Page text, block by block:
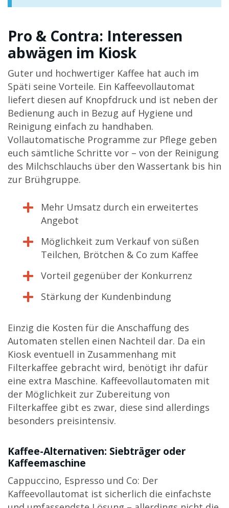
Pro & Contra: Interessen
abwägen im Kiosk
Guter und hochwertiger Kaffee hat auch im
Späti seine Vorteile. Ein Kaffeevollautomat
liefert diesen auf Knopfdruck und ist neben der
Bedienung auch in Bezug auf Hygiene und
Reinigung einfach zu handhaben.
Vollautomatische Programme zur Pflege geben
euch sämtliche Schritte vor – von der Reinigung
des Milchschlauchs über den Wassertank bis hin
zur Brühgruppe.
Mehr Umsatz durch ein erweitertes
Angebot
Möglichkeit zum Verkauf von süßen
Teilchen, Brötchen & Co zum Kaffee
Vorteil gegenüber der Konkurrenz
Stärkung der Kundenbindung
Einzig die Kosten für die Anschaffung des
Automaten stellen einen Nachteil dar. Da ein
Kiosk eventuell in Zusammenhang mit
Filterkaffee gebracht wird, benötigt ihr dafür
eine extra Maschine. Kaffeevollautomaten mit
der Möglichkeit zur Zubereitung von
Filterkaffee gibt es zwar, diese sind allerdings
besonders preisintensiv.
Kaffee-Alternativen: Siebträger oder
Kaffeemaschine
Cappuccino, Espresso und Co: Der
Kaffeevollautomat ist sicherlich die einfachste